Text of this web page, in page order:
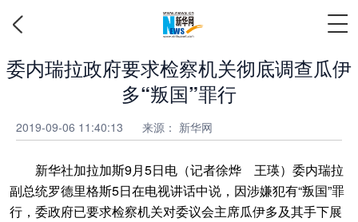
委内瑞拉政府要求检察机关彻底调查瓜伊
多“叛国”罪行
2019-09-06 11:40:13 来源： 新华网
新华社加拉加斯9月5日电（记者徐烨 王瑛）委内瑞拉
副总统罗德里格斯5日在电视讲话中说，因涉嫌犯有“叛国”罪
行，委政府已要求检察机关对委议会主席瓜伊多及其手下展